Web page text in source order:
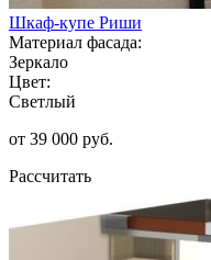
Шкаф-купе Риши
Материал фасада:
Зеркало
Цвет:
Светлый
от 39 000 руб.
Рассчитать